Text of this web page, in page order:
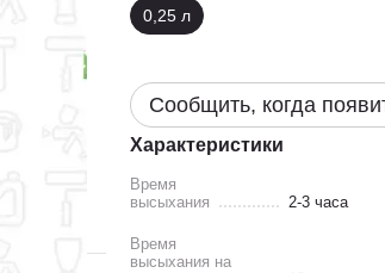
0,25 л
Сообщить, когда
Характеристики
Время
высыхания
2-3 часа
Время
высыхания на